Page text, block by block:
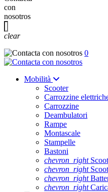
clear
0
Mobilità
Scooter
Carrozzine
Carrozzine
Deambulatori
Rampe
Montascale
Stampelle
Bastoni
chevron_right
chevron_right
chevron_right
chevron_right